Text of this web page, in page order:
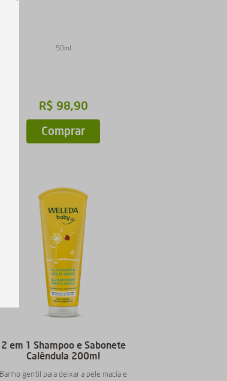
50ml
R$ 98,90
Comprar
2 em 1 Shampoo e Sabonete
Calêndula 200ml
Banho gentil para deixar a pele macia e